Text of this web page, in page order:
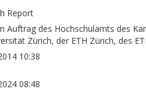
Report
Auftrag des Hochschulamts des
Zürich, der ETH Zürich, des
10:38
08:48